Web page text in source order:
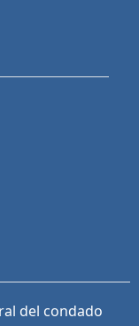
del condado